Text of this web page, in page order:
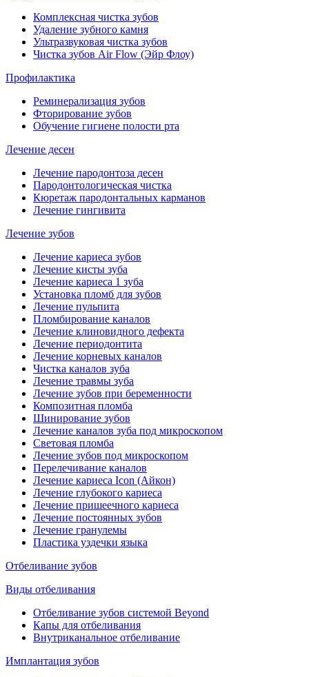
Комплексная чистка зубов
Удаление зубного камня
Ультразвуковая чистка зубов
Чистка зубов Air Flow (Эйр Флоу)
Профилактика
Реминерализация зубов
Фторирование зубов
Обучение гигиене полости рта
Лечение десен
Лечение пародонтоза десен
Пародонтологическая чистка
Кюретаж пародонтальных карманов
Лечение гингивита
Лечение зубов
Лечение кариеса зубов
Лечение кисты зуба
Лечение кариеса 1 зуба
Установка пломб для зубов
Лечение пульпита
Пломбирование каналов
Лечение клиновидного дефекта
Лечение периодонтита
Лечение корневых каналов
Чистка каналов зуба
Лечение травмы зуба
Лечение зубов при беременности
Композитная пломба
Шинирование зубов
Лечение каналов зуба под микроскопом
Световая пломба
Лечение зубов под микроскопом
Перелечивание каналов
Лечение кариеса Icon (Айкон)
Лечение глубокого кариеса
Лечение пришеечного кариеса
Лечение постоянных зубов
Лечение гранулемы
Пластика уздечки языка
Отбеливание зубов
Виды отбеливания
Отбеливание зубов системой Beyond
Капы для отбеливания
Внутриканальное отбеливание
Имплантация зубов